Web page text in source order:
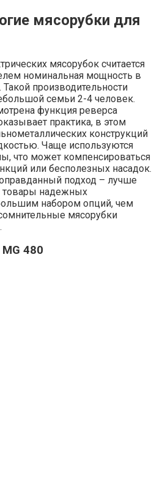
мясорубки для
мясорубок считается
номинальная мощность в
производительности
семьи 2-4 человек.
функция реверса
практика, в этом
конструкций
Чаще используются
что может компенсироваться
или бесполезных насадок.
подход – лучше
надежных
набором опций, чем
мясорубки
480